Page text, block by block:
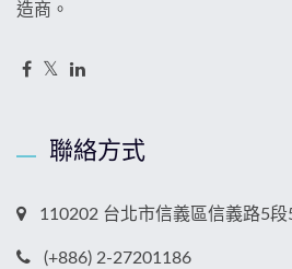
造商。
聯絡方式
110202 台北市信義區信義路5段
(+886) 2-27201186